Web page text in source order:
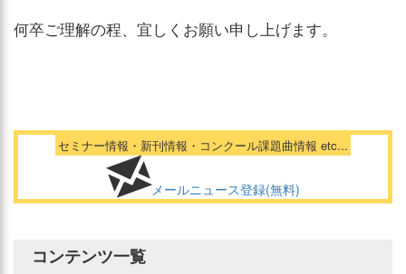
何卒ご理解の程、宜しくお願い申し上げます。
セミナー情報・新刊情報・コンクール課題曲情報 etc...
メールニュース登録(無料)
コンテンツ一覧